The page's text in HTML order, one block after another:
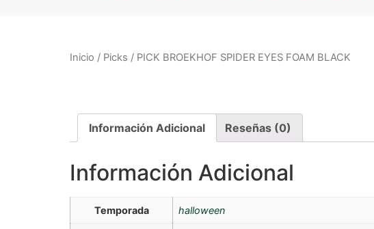
Inicio / Picks / PICK BROEKHOF SPIDER EYES FOAM BLACK
Información Adicional Reseñas (0)
Información Adicional
Temporada halloween